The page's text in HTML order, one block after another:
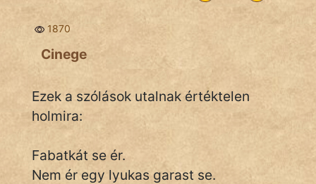
Szállóigék
Szóláscsoportok
Szólások
Tréfás
1870
Cinege
Ezek a szólások utalnak értéktelen
holmira:
Fabatkát se ér.
Nem ér egy lyukas garast se.